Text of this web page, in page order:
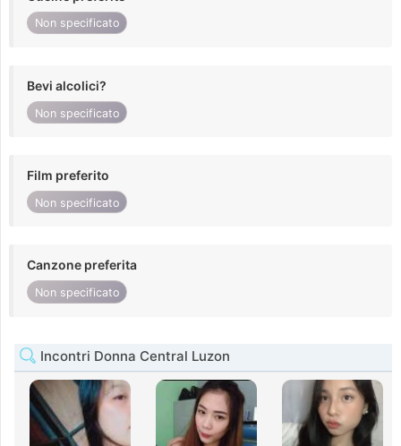
Non specificato
Bevi alcolici?
Non specificato
Film preferito
Non specificato
Canzone preferita
Non specificato
Incontri Donna Central Luzon